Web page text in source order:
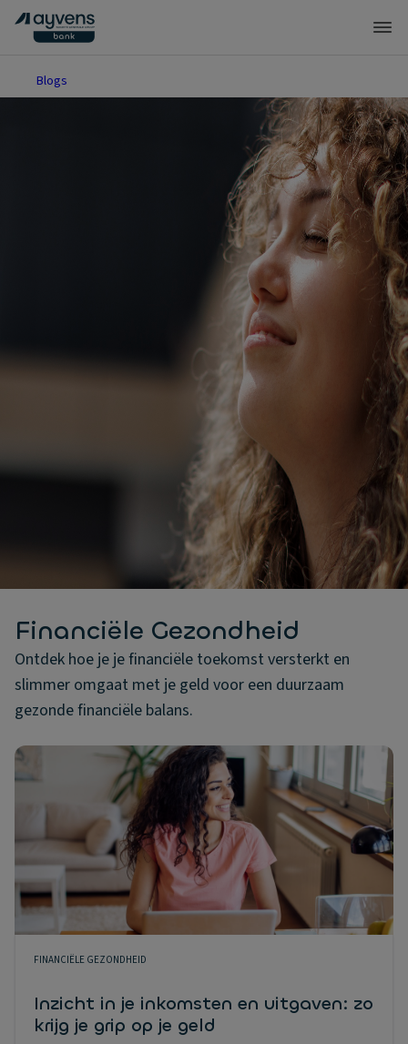
Blogs
Financiële Gezondheid
Ontdek hoe je je financiële toekomst versterkt en
slimmer omgaat met je geld voor een duurzaam
gezonde financiële balans.
FINANCIËLE GEZONDHEID
Inzicht in je inkomsten en uitgaven: zo
krijg je grip op je geld